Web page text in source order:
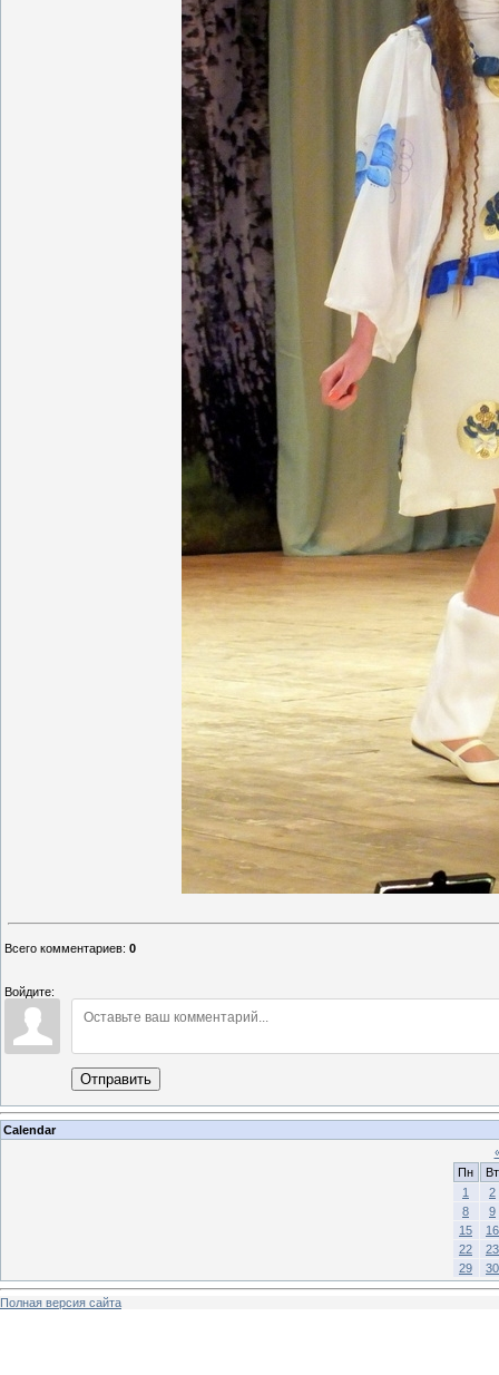
Всего комментариев: 0
Войдите:
Отправить
Calendar
Пн
Вт
1
2
8
9
15
16
22
23
29
30
Полная версия сайта